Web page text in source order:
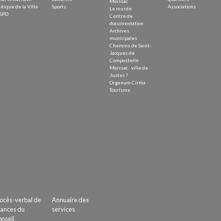
de la Ville
Sports
Le musée
Centre de
documentation
Archives
municipales
Chemins de Saint-
Jacques de
Compostelle
Moissac : ville de
Justes ?
Organum Cirma
Tourisme
Associations
verbal de
du
Annuaire des
services